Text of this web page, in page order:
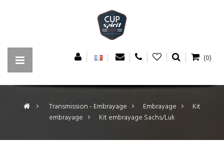
(0)
> Transmission - Embrayage > Embrayage >
Kit
embrayage > Kit embrayage Sachs/Luk